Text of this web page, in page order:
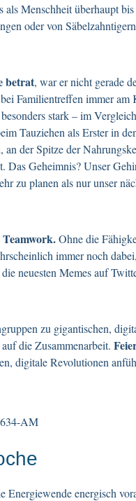
Menschheit überhaupt
oder von
betrat, war er nicht gerade
Familientreffen immer am
stark – im
Tauziehen als Erster in
der Spitze der
Das Geheimnis? Unser
zu planen als nur unser
Ohne die
immer noch
neuesten Memes auf
zu gigantischen,
die Zusammenarbeit.
digitale Revolutionen
Energiewende energisch